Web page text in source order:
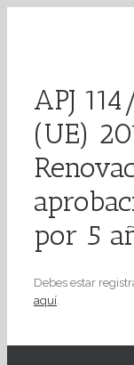
APJ
(UE)
por 5
Debes estar
aquí.